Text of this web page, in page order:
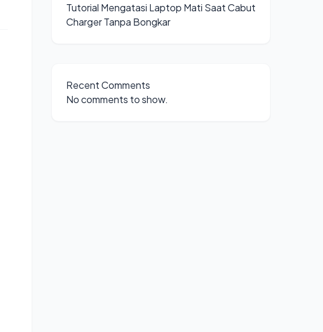
Tutorial Mengatasi Laptop Mati Saat Cabut
Charger Tanpa Bongkar
Recent Comments
No comments to show.